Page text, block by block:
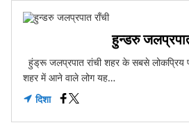
हुन्डरु
हुंड्रू जलप्रपात रांची शहर के सबसे लोकप्रिय
शहर में आने वाले लोग यह…
दिशा